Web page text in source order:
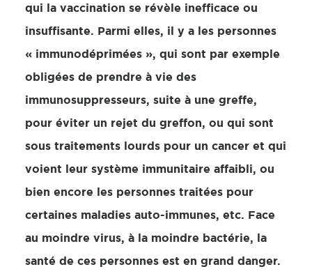
qui la vaccination se révèle inefficace ou
insuffisante. Parmi elles, il y a les personnes
« immunodéprimées », qui sont par exemple
obligées de prendre à vie des
immunosuppresseurs, suite à une greffe,
pour éviter un rejet du greffon, ou qui sont
sous traitements lourds pour un cancer et qui
voient leur système immunitaire affaibli, ou
bien encore les personnes traitées pour
certaines maladies auto-immunes, etc. Face
au moindre virus, à la moindre bactérie, la
santé de ces personnes est en grand danger.